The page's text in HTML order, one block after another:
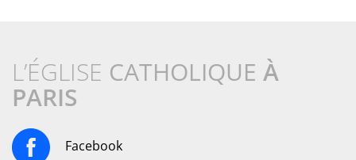
L’ÉGLISE CATHOLIQUE À
PARIS
Facebook